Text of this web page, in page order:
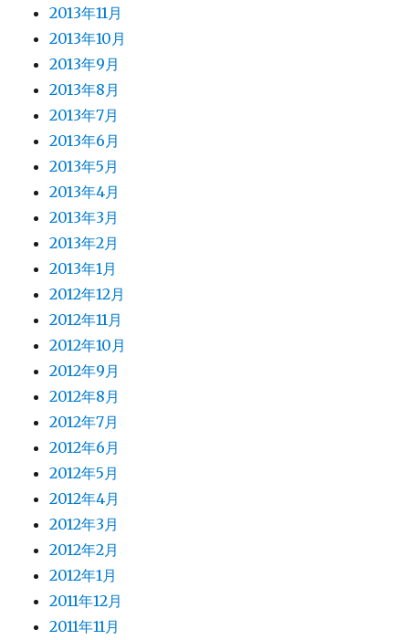
2013年11月
2013年10月
2013年9月
2013年8月
2013年7月
2013年6月
2013年5月
2013年4月
2013年3月
2013年2月
2013年1月
2012年12月
2012年11月
2012年10月
2012年9月
2012年8月
2012年7月
2012年6月
2012年5月
2012年4月
2012年3月
2012年2月
2012年1月
2011年12月
2011年11月